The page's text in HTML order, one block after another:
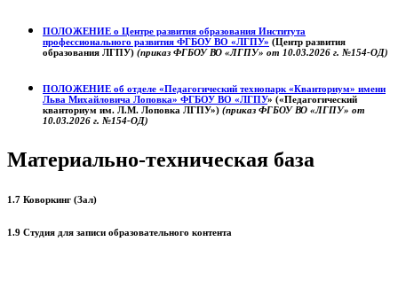
ПОЛОЖЕНИЕ о Центре развития образования Института
профессионального развития ФГБОУ ВО «ЛГПУ» (Центр развития
образования ЛГПУ) (приказ ФГБОУ ВО «ЛГПУ» от 10.03.2026 г. №154-ОД)
ПОЛОЖЕНИЕ об отделе «Педагогический технопарк «Кванториум» имени
Льва Михайловича Лоповка» ФГБОУ ВО «ЛГПУ» («Педагогический
кванториум им. Л.М. Лоповка ЛГПУ») (приказ ФГБОУ ВО «ЛГПУ» от
10.03.2026 г. №154-ОД)
Материально-техническая база
1.7 Коворкинг (Зал)
1.9 Студия для записи образовательного контента